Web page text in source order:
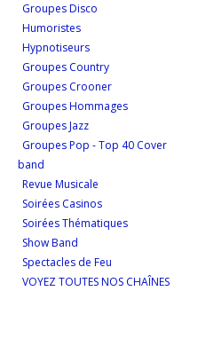
Groupes Disco
Humoristes
Hypnotiseurs
Groupes Country
Groupes Crooner
Groupes Hommages
Groupes Jazz
Groupes Pop - Top 40 Cover
band
Revue Musicale
Soirées Casinos
Soirées Thématiques
Show Band
Spectacles de Feu
VOYEZ TOUTES NOS CHAÎNES